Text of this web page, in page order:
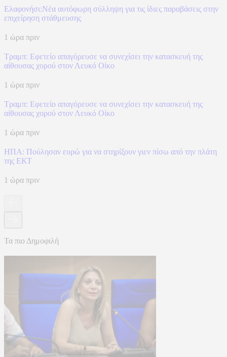
Ελαφονήσι:Νέα αυτόφωρη σύλληψη για τις ίδιες παραβάσεις στην
επιχείρηση στάθμευσης
1 ώρα πριν
Τραμπ: Εφετείο απαγόρευσε να συνεχίσει την κατασκευή της
αίθουσας χορού στον Λευκό Οίκο
1 ώρα πριν
Τραμπ: Εφετείο απαγόρευσε να συνεχίσει την κατασκευή της
αίθουσας χορού στον Λευκό Οίκο
1 ώρα πριν
ΗΠΑ: Πούλησαν ευρώ για να στηρίξουν γιεν πίσω από την πλάτη
της ΕΚΤ
1 ώρα πριν
Τα πιο Δημοφιλή